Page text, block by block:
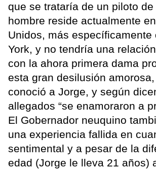
que se trataría de un piloto de
hombre reside actualmente
Unidos, más específicamente
York, y no tendría una
con la ahora primera dama
esta gran desilusión
conoció a Jorge, y según
allegados “se enamoraron a
El Gobernador neuquino
una experiencia fallida en
sentimental y a pesar de la
edad (Jorge le lleva 21 años)